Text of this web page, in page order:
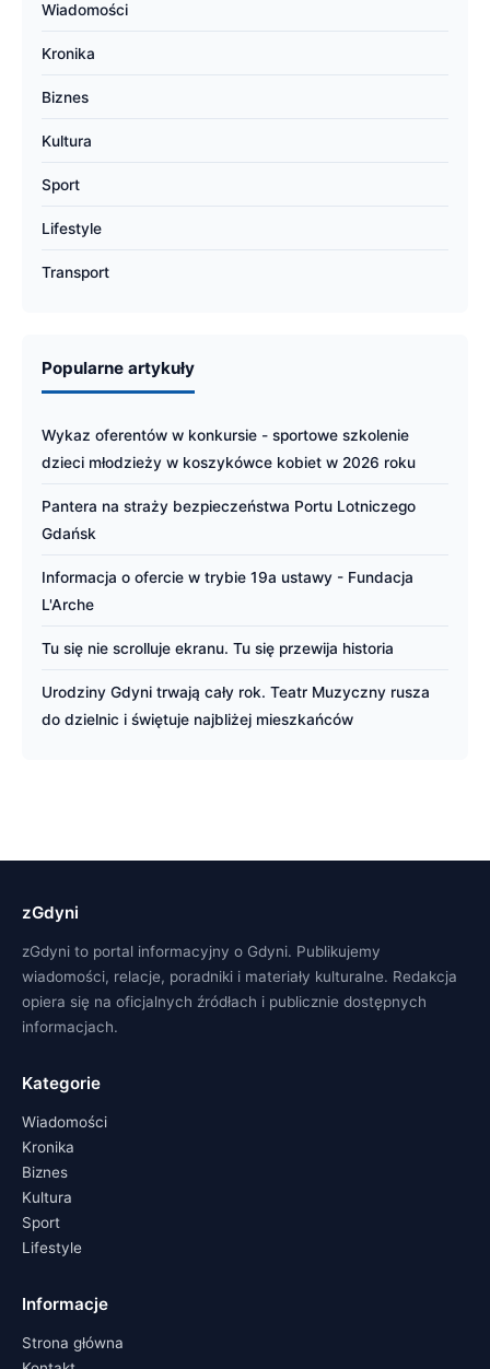
Wiadomości
Kronika
Biznes
Kultura
Sport
Lifestyle
Transport
Popularne artykuły
Wykaz oferentów w konkursie - sportowe szkolenie
dzieci młodzieży w koszykówce kobiet w 2026 roku
Pantera na straży bezpieczeństwa Portu Lotniczego
Gdańsk
Informacja o ofercie w trybie 19a ustawy - Fundacja
L'Arche
Tu się nie scrolluje ekranu. Tu się przewija historia
Urodziny Gdyni trwają cały rok. Teatr Muzyczny rusza
do dzielnic i świętuje najbliżej mieszkańców
zGdyni
zGdyni to portal informacyjny o Gdyni. Publikujemy
wiadomości, relacje, poradniki i materiały kulturalne. Redakcja
opiera się na oficjalnych źródłach i publicznie dostępnych
informacjach.
Kategorie
Wiadomości
Kronika
Biznes
Kultura
Sport
Lifestyle
Informacje
Strona główna